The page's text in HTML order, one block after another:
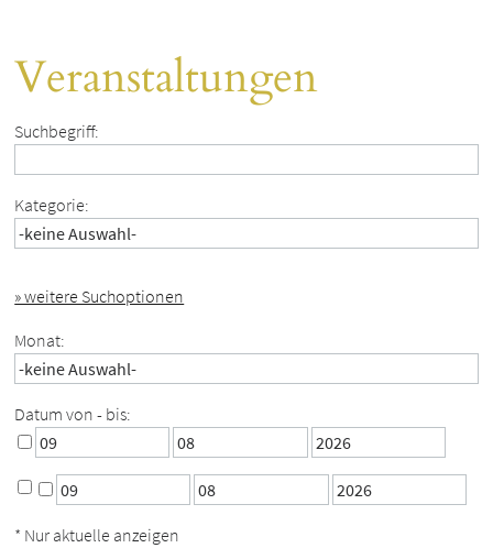
Veranstaltungen
Suchbegriff:
Kategorie:
» weitere Suchoptionen
Monat:
Datum von - bis:
* Nur aktuelle anzeigen